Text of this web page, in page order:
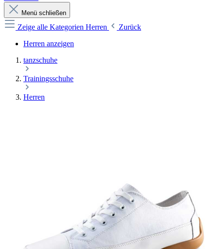
Menü schließen
Zeige alle Kategorien Herren
Zurück
Herren anzeigen
tanzschuhe
Trainingsschuhe
Herren